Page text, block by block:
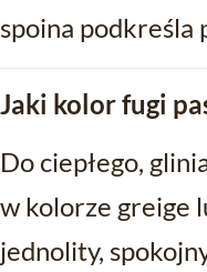
spoina podkreśla
Jaki kolor fugi
Do ciepłego,
w kolorze greige
jednolity,